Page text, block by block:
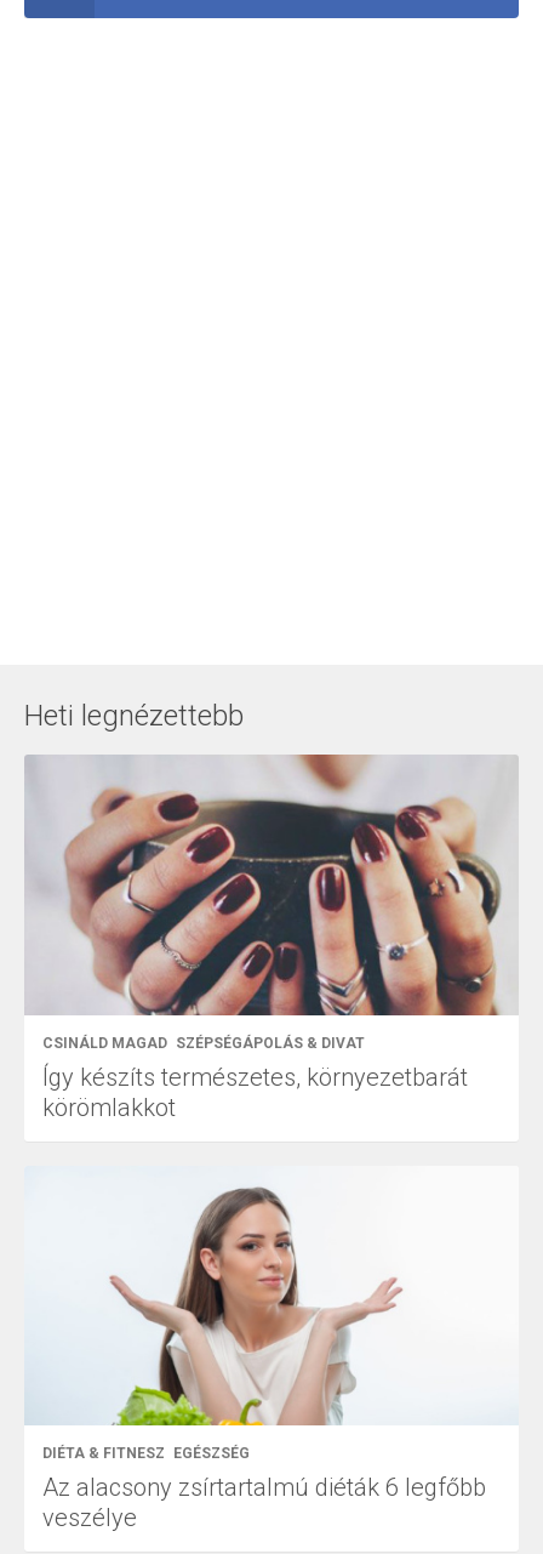
Heti legnézettebb
CSINÁLD MAGAD SZÉPSÉGÁPOLÁS & DIVAT
Így készíts természetes, környezetbarát
körömlakkot
DIÉTA & FITNESZ EGÉSZSÉG
Az alacsony zsírtartalmú diéták 6 legfőbb
veszélye